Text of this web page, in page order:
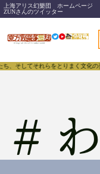
上海アリス幻樂団 ホームページ
ZUNさんのツイッター
それらをとりまく文化の
# わ